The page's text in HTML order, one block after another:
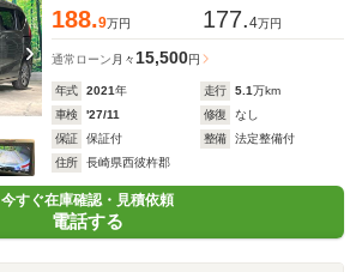
188.9万円 177.4万円
通常ローン 月々 15,500円
年式 2021年 走行 5.1万km
車検
'27/11 修復
なし
保証
保証付 整備
法定整備付
住所
長崎県西彼杵郡
今すぐ在庫確認・見積依頼
電話する